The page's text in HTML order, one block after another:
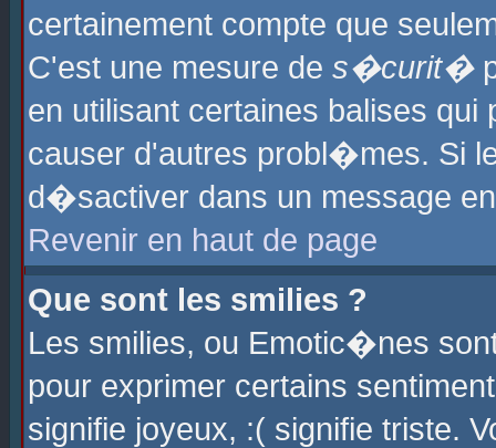
certainement compte que
C'est une mesure de s�curit�
en utilisant certaines balises
causer d'autres probl�mes. Si
d�sactiver dans un message
Revenir en haut de page
Que sont les smilies ?
Les smilies, ou Emotic�nes
pour exprimer certains
signifie joyeux, :( signifie triste.